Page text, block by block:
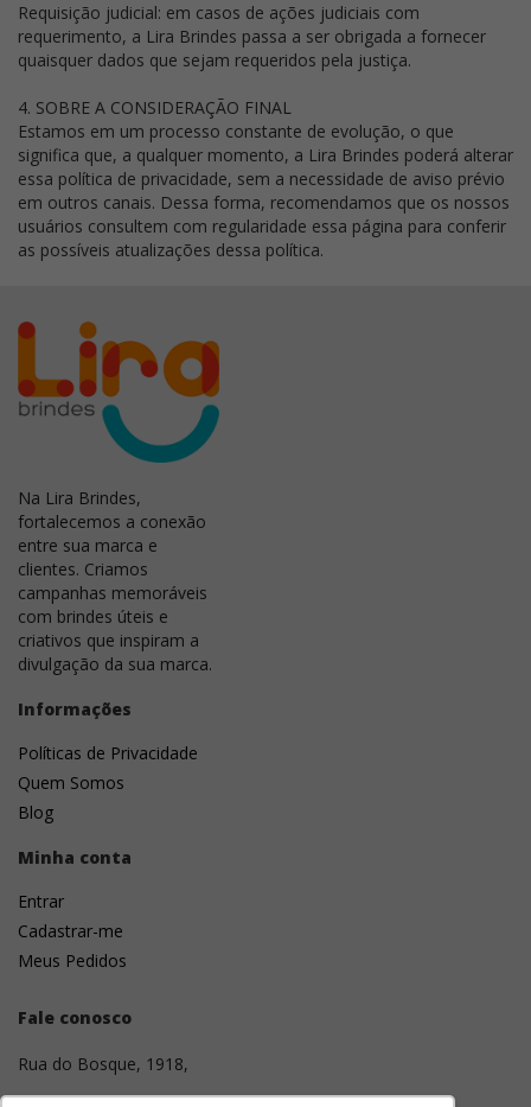
Requisição judicial: em casos de ações judiciais com
requerimento, a Lira Brindes passa a ser obrigada a fornecer
quaisquer dados que sejam requeridos pela justiça.
4. SOBRE A CONSIDERAÇÃO FINAL
Estamos em um processo constante de evolução, o que
significa que, a qualquer momento, a Lira Brindes poderá alterar
essa política de privacidade, sem a necessidade de aviso prévio
em outros canais. Dessa forma, recomendamos que os nossos
usuários consultem com regularidade essa página para conferir
as possíveis atualizações dessa política.
Na Lira Brindes,
fortalecemos a conexão
entre sua marca e
clientes. Criamos
campanhas memoráveis
com brindes úteis e
criativos que inspiram a
divulgação da sua marca.
Informações
Políticas de Privacidade
Quem Somos
Blog
Minha conta
Entrar
Cadastrar-me
Meus Pedidos
Fale conosco
Rua do Bosque, 1918,
01136-001